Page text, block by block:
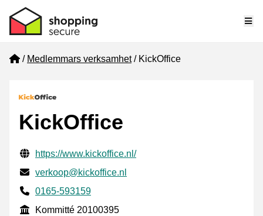
Home
Medlemmars verksamhet KickOffice
KickOffice
Verifierade kontaktuppgifter
Website URL
https://www.kickoffice.nl/
E-post
verkoop@kickoffice.nl
Phone number
0165-593159
Kommitté
Kommitté 20100395